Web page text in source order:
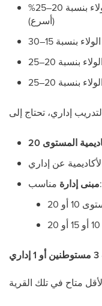
– يقلّل الولاء بنسبة 20–25%
(أسرع)
المستوى 20
عن إداري
مبنى إدارةمناسب:
أو 20
3 مستوطنين أو 1 إداري